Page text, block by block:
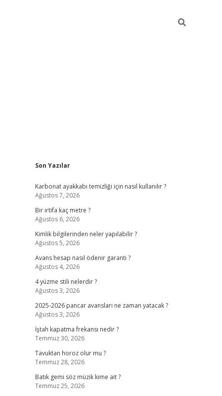
Sidebar
Son Yazılar
Karbonat ayakkabı temizliği için nasıl kullanılır ?
Ağustos 7, 2026
Bir irtifa kaç metre ?
Ağustos 6, 2026
Kimlik bilgilerinden neler yapılabilir ?
Ağustos 5, 2026
Avans hesap nasıl ödenir garanti ?
Ağustos 4, 2026
4 yüzme stili nelerdir ?
Ağustos 3, 2026
2025-2026 pancar avansları ne zaman yatacak ?
Ağustos 3, 2026
İştah kapatma frekansı nedir ?
Temmuz 30, 2026
Tavuktan horoz olur mu ?
Temmuz 28, 2026
Batık gemi söz müzik kime ait ?
Temmuz 25, 2026